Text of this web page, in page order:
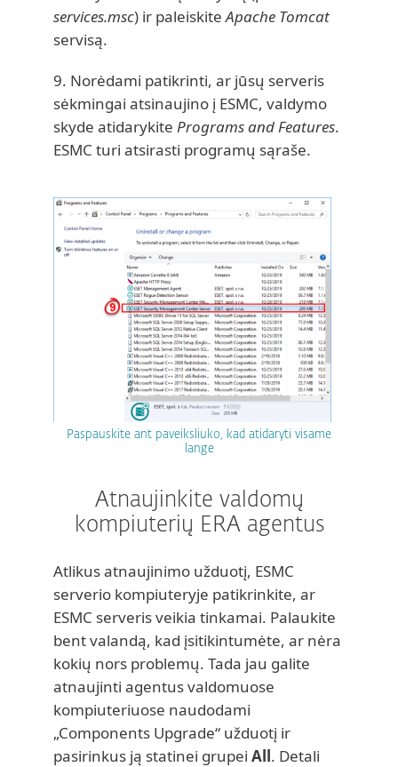
services.msc) ir paleiskiteApache Tomcat
servisą.
9. Norėdami patikrinti, ar jūsų serveris
sėkmingai atsinaujino į ESMC, valdymo
skyde atidarykite Programs and Features.
ESMC turi atsirasti programų sąraše.
Paspauskite ant paveiksliuko, kad atidaryti visame
lange
Atnaujinkite valdomų
kompiuterių ERA agentus
Atlikus atnaujinimo užduotį, ESMC
serverio kompiuteryje patikrinkite, ar
ESMC serveris veikia tinkamai. Palaukite
bent valandą, kad įsitikintumėte, ar nėra
kokių nors problemų. Tada jau galite
atnaujinti agentus valdomuose
kompiuteriuose naudodami
„Components Upgrade“ užduotį ir
pasirinkus ją statinei grupei All. Detali